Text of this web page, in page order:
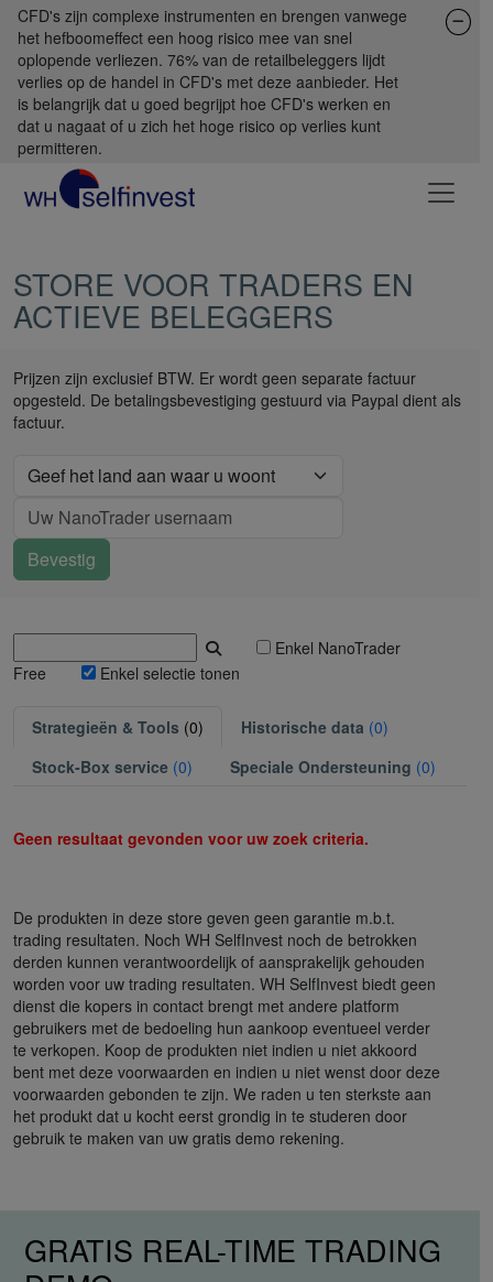
CFD's zijn complexe instrumenten en brengen vanwege
het hefboomeffect een hoog risico mee van snel
oplopende verliezen. 76% van de retailbeleggers lijdt
verlies op de handel in CFD's met deze aanbieder. Het
is belangrijk dat u goed begrijpt hoe CFD's werken en
dat u nagaat of u zich het hoge risico op verlies kunt
permitteren.
STORE VOOR TRADERS EN
ACTIEVE BELEGGERS
Prijzen zijn exclusief BTW. Er wordt geen separate factuur
opgesteld. De betalingsbevestiging gestuurd via Paypal dient als
factuur.
Enkel NanoTrader
Free
Enkel selectie tonen
Strategieën & Tools (0) Historische data (0)
Stock-Box service (0) Speciale Ondersteuning (0)
Geen resultaat gevonden voor uw zoek criteria.
De produkten in deze store geven geen garantie m.b.t.
trading resultaten. Noch WH SelfInvest noch de betrokken
derden kunnen verantwoordelijk of aansprakelijk gehouden
worden voor uw trading resultaten. WH SelfInvest biedt geen
dienst die kopers in contact brengt met andere platform
gebruikers met de bedoeling hun aankoop eventueel verder
te verkopen. Koop de produkten niet indien u niet akkoord
bent met deze voorwaarden en indien u niet wenst door deze
voorwaarden gebonden te zijn. We raden u ten sterkste aan
het produkt dat u kocht eerst grondig in te studeren door
gebruik te maken van uw gratis demo rekening.
GRATIS REAL-TIME TRADING